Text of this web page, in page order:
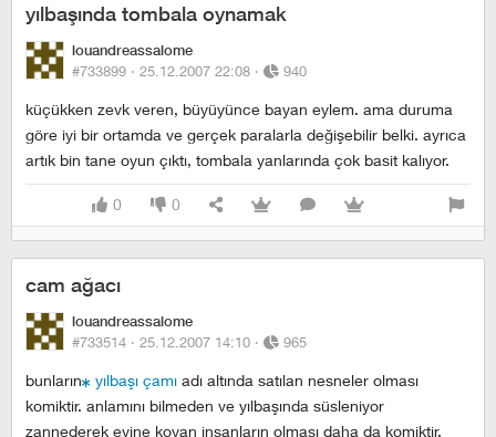
yılbaşında tombala oynamak
louandreassalome
#733899 · 25.12.2007 22:08 · 940
küçükken zevk veren, büyüyünce bayan eylem. ama duruma
göre iyi bir ortamda ve gerçek paralarla değişebilir belki. ayrıca
artık bin tane oyun çıktı, tombala yanlarında çok basit kalıyor.
0 0
cam ağacı
louandreassalome
#733514 · 25.12.2007 14:10 · 965
bunların yılbaşı çamı adı altında satılan nesneler olması
komiktir. anlamını bilmeden ve yılbaşında süsleniyor
zannederek evine koyan insanların olması daha da komiktir.